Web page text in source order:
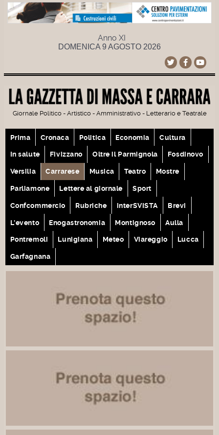
Anno XI
DOMENICA 9 AGOSTO 2026
Giornale Politico - Artistico - Amministrativo - Letterario e Teatrale
Prima Cronaca Politica Economia Cultura
In salute Fivizzano Oltre il Parmignola Fosdinovo
Versilia Carrarese Musica Teatro Mostre
Parliamone Lettere al giornale Sport
Confcommercio Rubriche interSVISTA Brevi
L'evento Enogastronomia Montignoso Aulla
Pontremoli Lunigiana Meteo Viareggio Lucca
Garfagnana